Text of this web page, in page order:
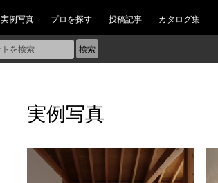
実例写真 プロを探す 投稿記事 カタログ集
実例写真